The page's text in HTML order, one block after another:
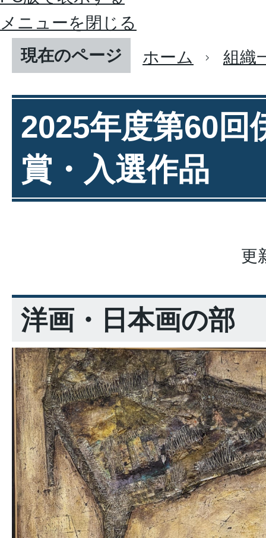
メニューを閉じる
現在のページ
ホーム 組織
2025年度第60回
賞・入選作品
更
洋画・日本画の部